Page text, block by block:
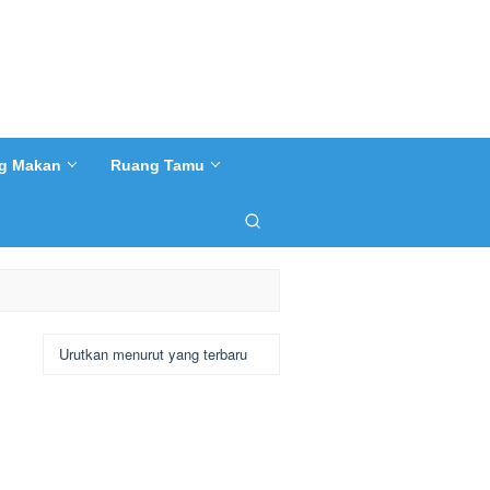
Makan Ruang Tamu